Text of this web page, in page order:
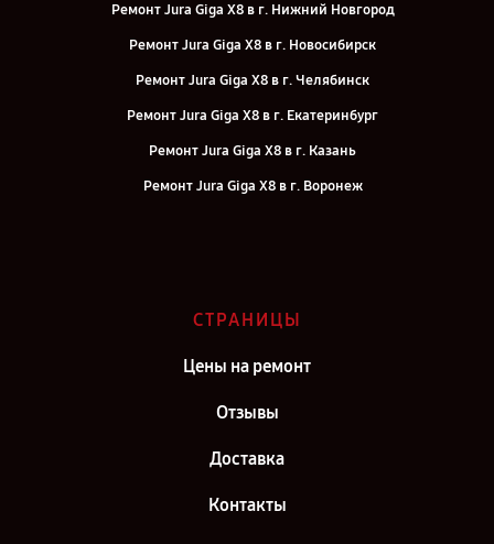
Ремонт Jura Giga X8 в г. Нижний Новгород
Ремонт Jura Giga X8 в г. Новосибирск
Ремонт Jura Giga X8 в г. Челябинск
Ремонт Jura Giga X8 в г. Екатеринбург
Ремонт Jura Giga X8 в г. Казань
Ремонт Jura Giga X8 в г. Воронеж
Ремонт Jura Giga X8 в г. Санкт-Петербург
СТРАНИЦЫ
Цены на ремонт
Отзывы
Доставка
Контакты